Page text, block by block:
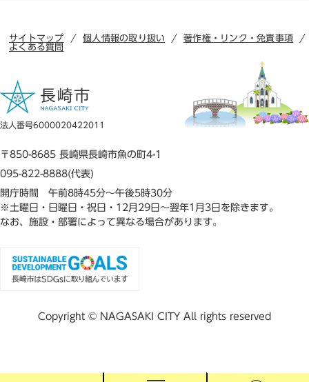
サイトマップ 個人情報の取り扱い
著作権・リンク・免責事項
よくある質問
法人番号6000020422011
〒850-8685 長崎県長崎市魚の町4-1
095-822-8888(代表)
開庁時間 午前8時45分～午後5時30分
※土曜日・日曜日・祝日・12月29日～翌年1月3日を除きます。
なお、施設・部署によって異なる場合があります。
Copyright © NAGASAKI CITY All rights reserved